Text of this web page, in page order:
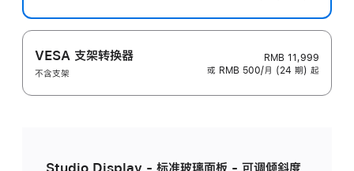
VESA 支架转换器
不含支架
RMB 11,999
或 RMB 500/月 (24 期) 起
Studio Display - 标准玻璃面板 - 可调倾斜度